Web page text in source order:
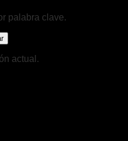
palabra clave.
actual.